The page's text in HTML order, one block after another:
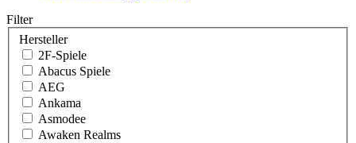
Filter
Hersteller
2F-Spiele
Abacus Spiele
AEG
Ankama
Asmodee
Awaken Realms